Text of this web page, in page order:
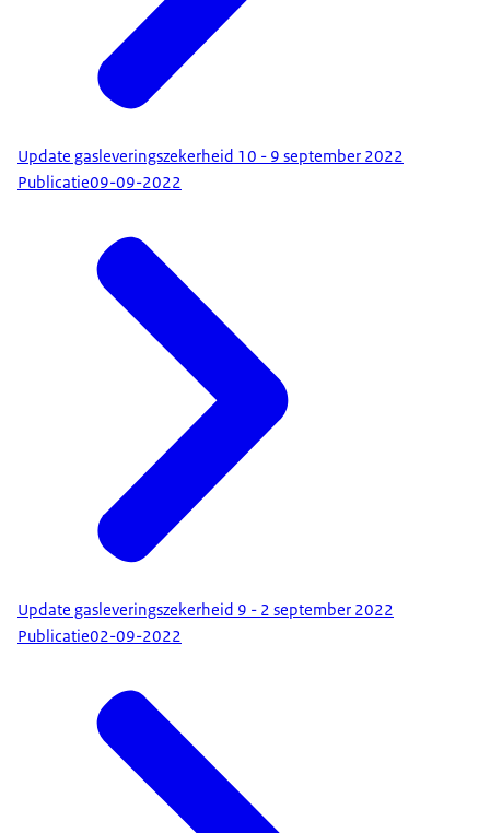
Update gasleveringszekerheid 10 - 9 september 2022
Publicatie09-09-2022
Update gasleveringszekerheid 9 - 2 september 2022
Publicatie02-09-2022